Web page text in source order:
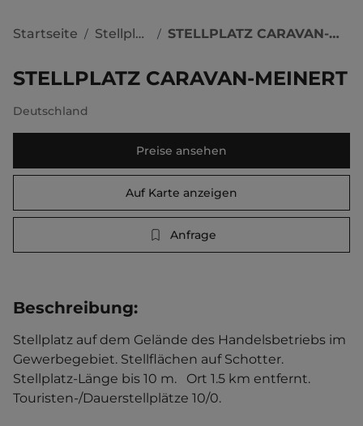
Startseite / Stellplätze / STELLPLATZ CARAVAN-MEINERT
STELLPLATZ CARAVAN-MEINERT
Deutschland
Preise ansehen
Auf Karte anzeigen
Anfrage
Beschreibung:
Stellplatz auf dem Gelände des Handelsbetriebs im
Gewerbegebiet. Stellflächen auf Schotter.
Stellplatz-Länge bis 10 m.   Ort 1.5 km entfernt.
Touristen-/Dauerstellplätze 10/0.